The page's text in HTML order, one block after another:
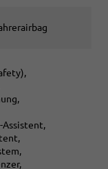
Assistent,